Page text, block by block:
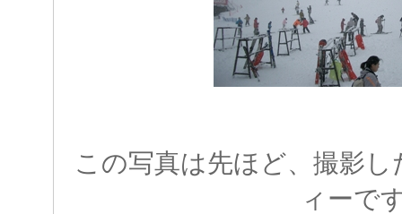
この写真は先ほど、撮影
ィーで